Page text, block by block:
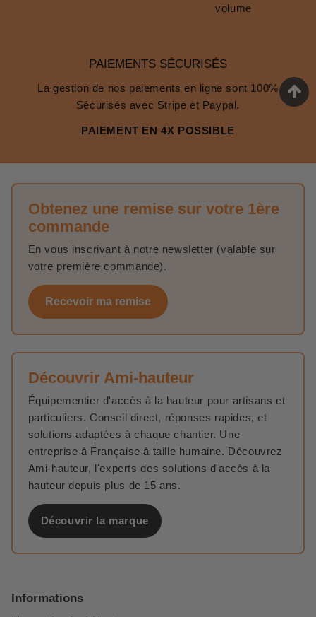
volume
PAIEMENTS SÉCURISÉS
La gestion de nos paiements en ligne sont 100%
Sécurisés avec Stripe et Paypal.
PAIEMENT EN 4X POSSIBLE
Obtenez une remise sur votre 1ère
commande
En vous inscrivant à notre newsletter (valable sur
votre première commande).
Recevoir ma remise
Découvrir Ami-hauteur
Équipementier d'accès à la hauteur pour artisans et
particuliers. Conseil direct, réponses rapides, et
solutions adaptées à chaque chantier. Une
entreprise à Française à taille humaine. Découvrez
Ami-hauteur, l'experts des solutions d'accès à la
hauteur depuis plus de 15 ans.
Découvrir la marque
Informations